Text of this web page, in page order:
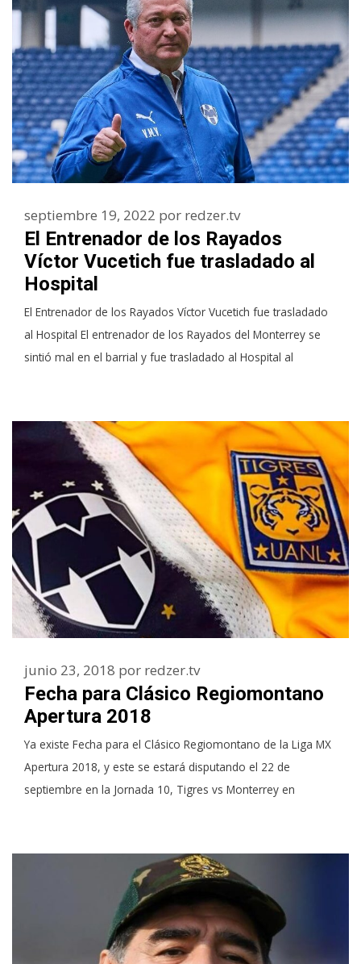
El Entrenador de los Rayados
Víctor Vucetich fue trasladado al
Hospital
septiembre 19, 2022 por redzer.tv
El Entrenador de los Rayados Víctor Vucetich fue trasladado
al Hospital El entrenador de los Rayados del Monterrey se
sintió mal en el barrial y fue trasladado al Hospital al
Fecha para Clásico Regiomontano
Apertura 2018
junio 23, 2018 por redzer.tv
Ya existe Fecha para el Clásico Regiomontano de la Liga MX
Apertura 2018, y este se estará disputando el 22 de
septiembre en la Jornada 10, Tigres vs Monterrey en